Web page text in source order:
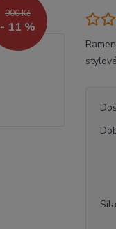
900 Kč
- 11 %
Síla